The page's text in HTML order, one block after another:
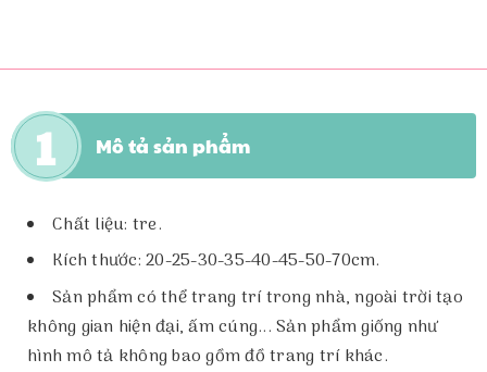
Mô tả sản phẩm
Chất liệu: tre.
Kích thước: 20-25-30-35-40-45-50-70cm.
Sản phẩm có thể trang trí trong nhà, ngoài trời tạo
không gian hiện đại, ấm cúng... Sản phẩm giống như
hình mô tả không bao gồm đồ trang trí khác.